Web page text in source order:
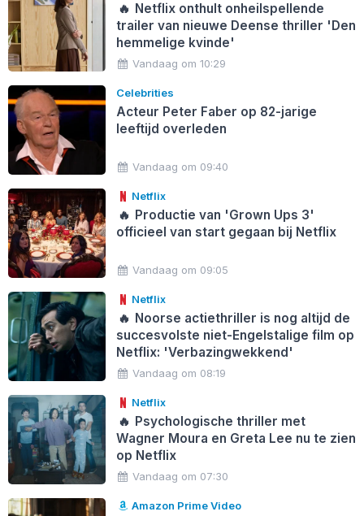
🔥 Netflix onthult onheilspellende
trailer van nieuwe Deense thriller 'Den
hemmelige kvinde'
Vandaag om 10:29
Celebrities
Acteur Peter Faber op 82-jarige
leeftijd overleden
Vandaag om 09:40
Netflix
🔥 Productie van 'Grown Ups 3'
officieel van start gegaan bij Netflix
Vandaag om 09:05
Netflix
🔥 Noorse actiethriller is nog altijd de
succesvolste niet-Engelstalige film op
Netflix: 'Verbazingwekkend'
Vandaag om 08:19
Netflix
🔥 Psychologische thriller met
Wagner Moura en Greta Lee nu te zien
op Netflix
Vandaag om 07:30
Amazon Prime Video